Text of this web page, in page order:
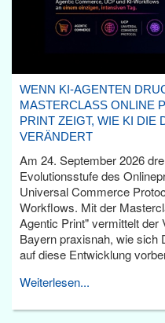
WENN KI-AGENTEN
MASTERCLASS ONLINE
PRINT ZEIGT, WIE KI DIE
VERÄNDERT
Am 24. September 2026
Evolutionsstufe des
Universal Commerce
Workflows. Mit der
Agentic Print" vermittelt der
Bayern praxisnah, wie sich
auf diese Entwicklung
Weiterlesen...